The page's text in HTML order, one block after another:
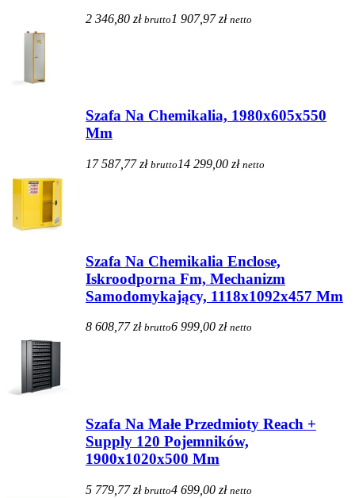
2 346,80 zł brutto 1 907,97 zł netto
Szafa Na Chemikalia, 1980x605x550
Mm
17 587,77 zł brutto 14 299,00 zł netto
Szafa Na Chemikalia Enclose,
Iskroodporna Fm, Mechanizm
Samodomykający, 1118x1092x457 Mm
8 608,77 zł brutto6 999,00 zł netto
Szafa Na Małe Przedmioty Reach +
Supply 120 Pojemników,
1900x1020x500 Mm
5 779,77 zł brutto4 699,00 zł netto